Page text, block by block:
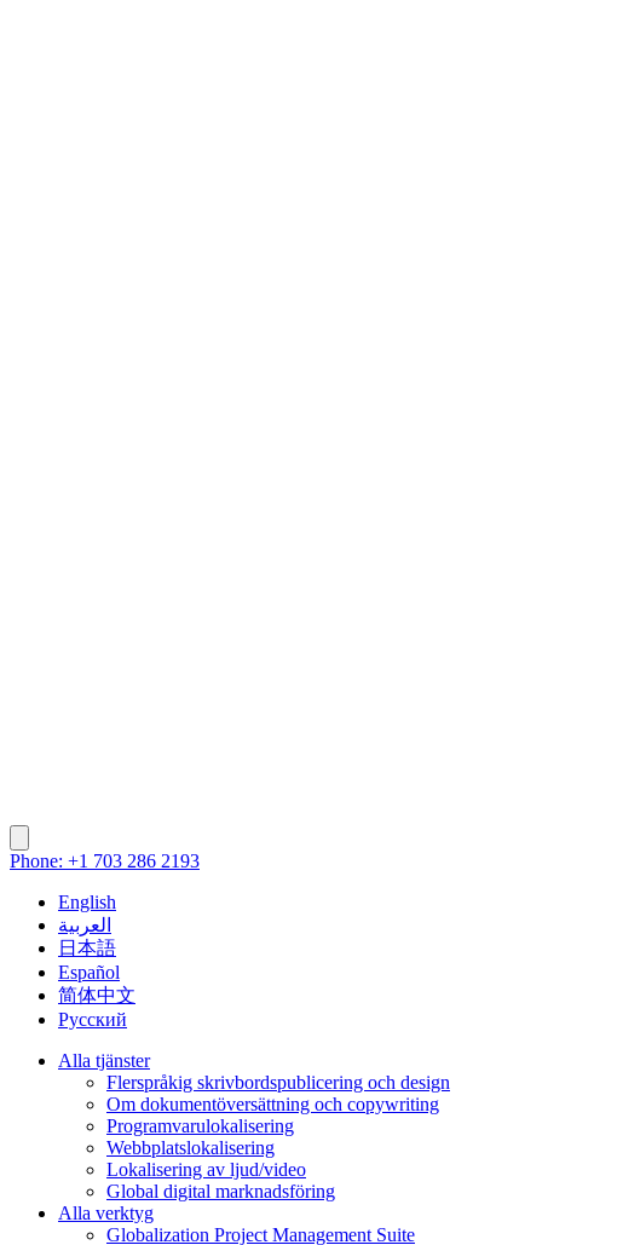
Phone: +1 703 286 2193
English
العربية
日本語
Español
简体中文
Русский
Alla tjänster
Flerspråkig skrivbordspublicering och design
Om dokumentöversättning och copywriting
Programvarulokalisering
Webbplatslokalisering
Lokalisering av ljud/video
Global digital marknadsföring
Alla verktyg
Globalization Project Management Suite